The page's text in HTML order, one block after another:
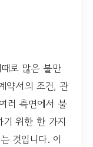
로 많은 불만
약서의 조건, 관
러 측면에서 불
위한 한 가지
것입니다. 이